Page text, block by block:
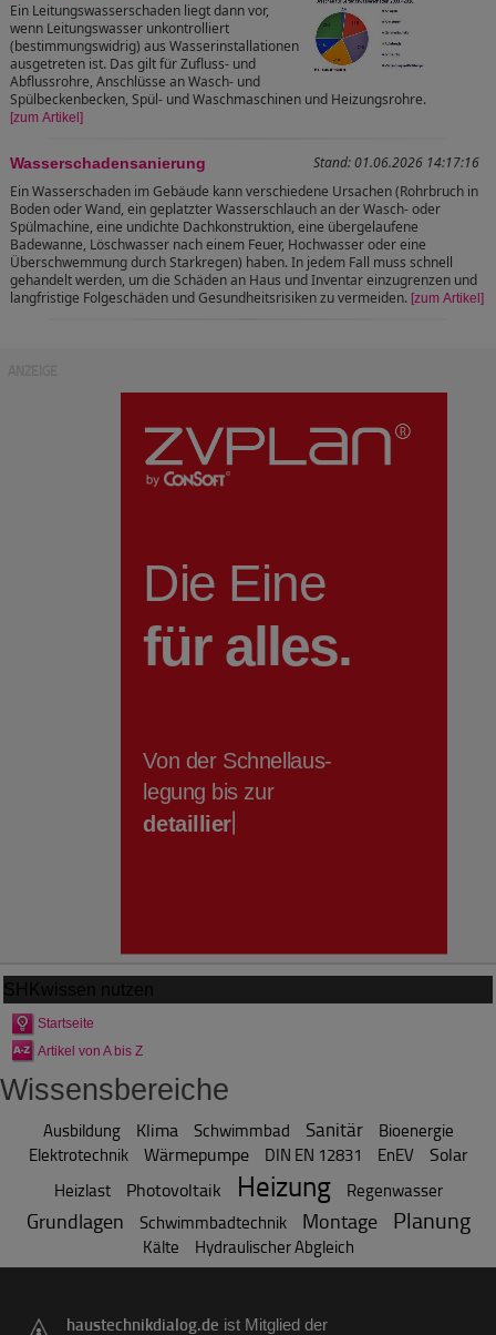
Ein Leitungswasserschaden liegt dann vor,
wenn Leitungswasser unkontrolliert
(bestimmungswidrig) aus Wasserinstallationen
ausgetreten ist. Das gilt für Zufluss- und
Abflussrohre, Anschlüsse an Wasch- und
Spülbeckenbecken, Spül- und Waschmaschinen und Heizungsrohre.
[zum Artikel]
Stand: 01.06.2026 14:17:16
Wasserschadensanierung
Ein Wasserschaden im Gebäude kann verschiedene Ursachen (Rohrbruch in
Boden oder Wand, ein geplatzter Wasserschlauch an der Wasch- oder
Spülmachine, eine undichte Dachkonstruktion, eine übergelaufene
Badewanne, Löschwasser nach einem Feuer, Hochwasser oder eine
Überschwemmung durch Starkregen) haben. In jedem Fall muss schnell
gehandelt werden, um die Schäden an Haus und Inventar einzugrenzen und
langfristige Folgeschäden und Gesundheitsrisiken zu vermeiden. [zum Artikel]
SHKwissen nutzen
Startseite
Artikel von A bis Z
Wissensbereiche
Ausbildung Klima Schwimmbad Sanitär
Bioenergie
Elektrotechnik
Wärmepumpe DIN EN 12831 EnEV Solar
Heizlast Photovoltaik Heizung Regenwasser
Grundlagen Schwimmbadtechnik Montage Planung
Kälte Hydraulischer Abgleich
haustechnikdialog.de ist Mitglied der